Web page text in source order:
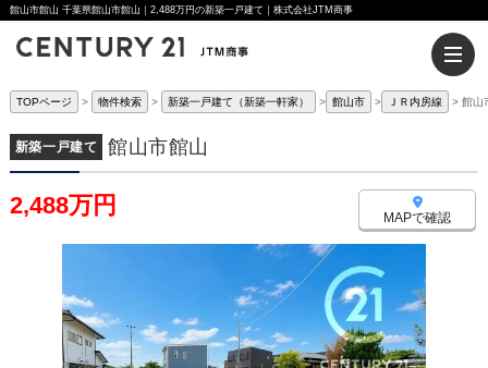
館山市館山 千葉県館山市館山｜2,488万円の新築一戸建て｜株式会社JTM商事
TOPページ 物件検索 新築一戸建て（新築一軒家） 館山市 ＪＲ内房線 館山
新築一戸建て 館山市館山
2,488万円 MAPで確認